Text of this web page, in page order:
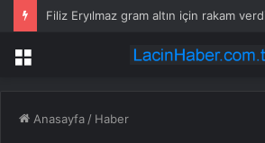
Menü
Anasayfa / Haber